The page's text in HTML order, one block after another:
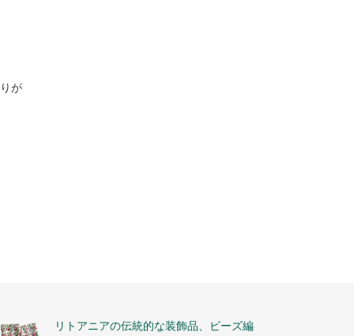
が
リトアニアの伝統的な装飾品、ビーズ編